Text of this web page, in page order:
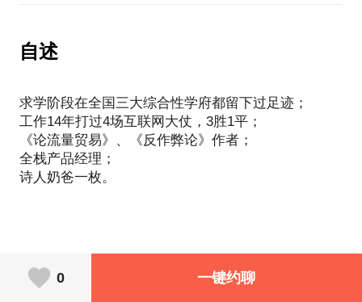
自述
求学阶段在全国三大综合性学府都留下过足迹；
工作14年打过4场互联网大仗，3胜1平；
《论流量贸易》、《反作弊论》作者；
全栈产品经理；
0 一键约聊